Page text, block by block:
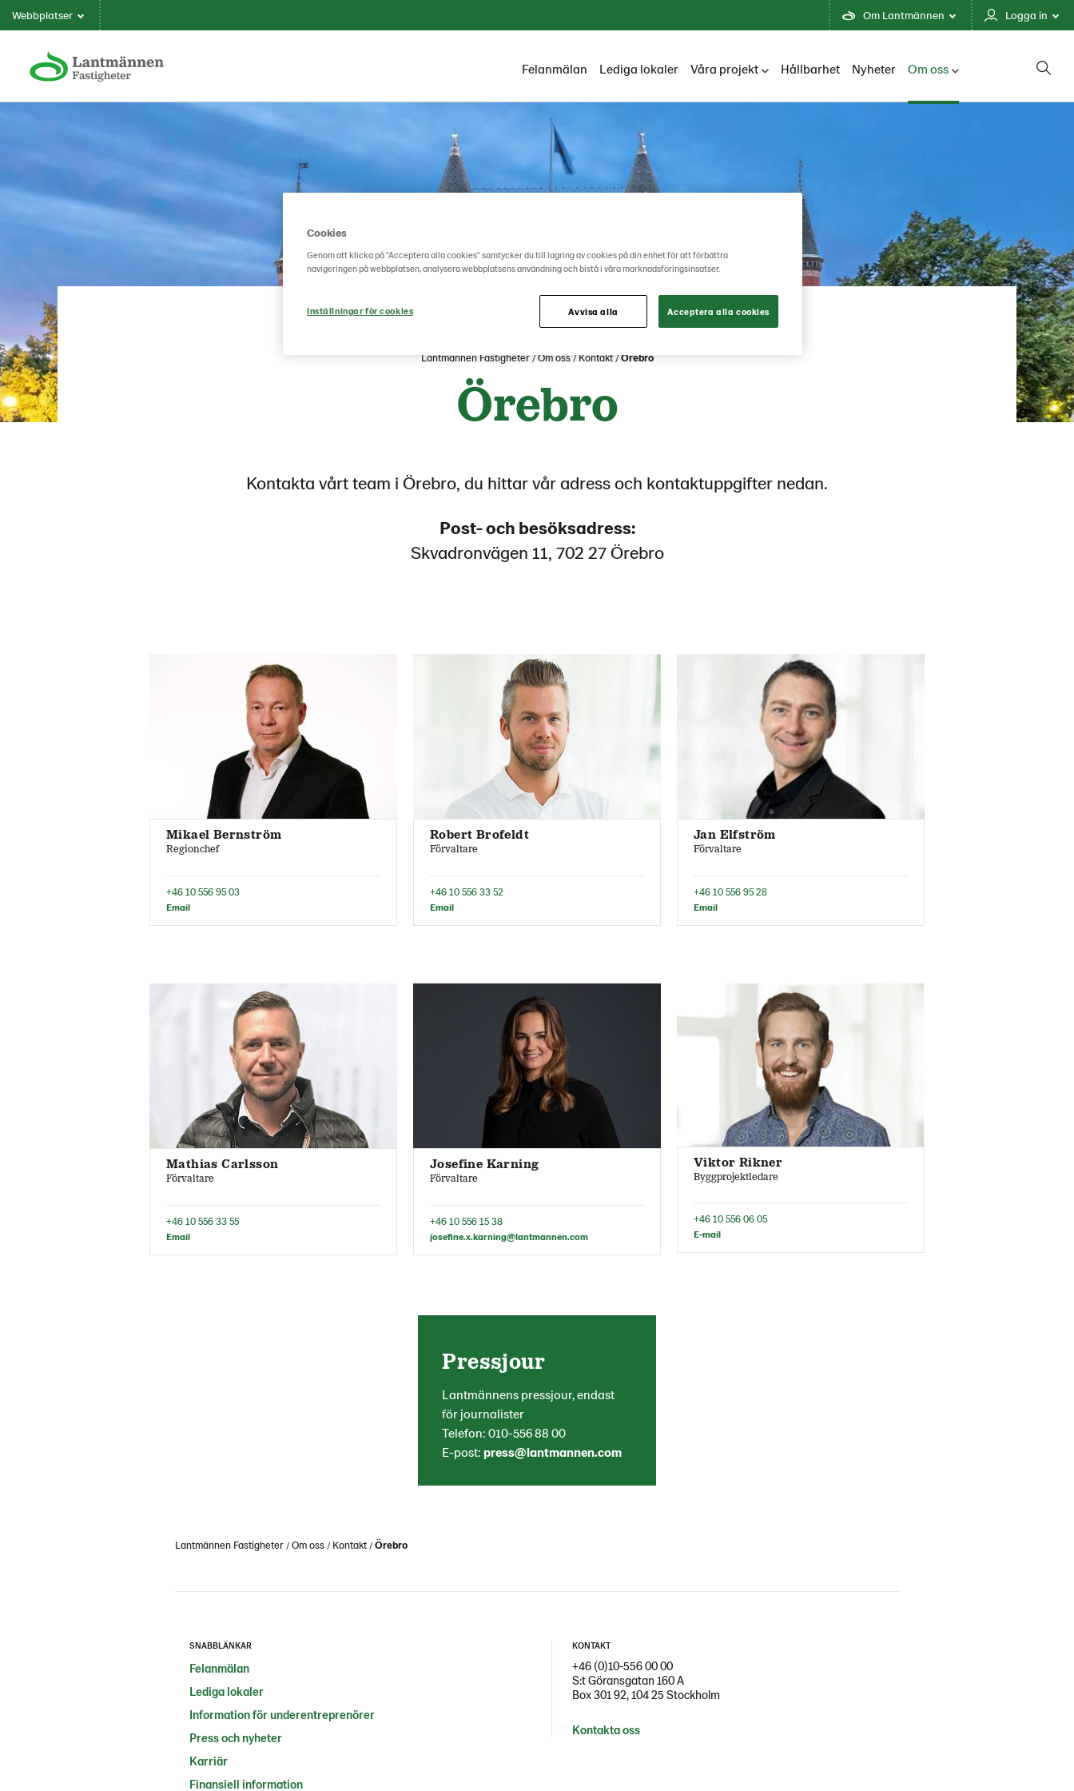
Webbplatser Om Lantmännen Logga in
Felanmälan Lediga lokaler Våra projekt Hållbarhet Nyheter Om oss
Lantmännen Fastigheter Om oss Kontakt Örebro
Örebro
Kontakta vårt team i Örebro, du hittar vår adress och kontaktuppgifter nedan.
Post- och besöksadress:
Skvadronvägen 11, 702 27 Örebro
Mikael Bernström
Regionchef
+46 10 556 95 03
Email
Robert Brofeldt
Förvaltare
+46 10 556 33 52
Email
Jan Elfström
Förvaltare
+46 10 556 95 28
Email
Mathias Carlsson
Förvaltare
+46 10 556 33 55
Email
Josefine Karning
Förvaltare
+46 10 556 15 38
josefine.x.karning@lantmannen.com
Viktor Rikner
Byggprojektledare
+46 10 556 06 05
E-mail
Pressjour
Lantmännens pressjour, endast
för journalister
Telefon: 010-556 88 00
E-post: press@lantmannen.com
Lantmännen Fastigheter Om oss Kontakt Örebro
SNABBLÄNKAR
Felanmälan
Lediga lokaler
Information för underentreprenörer
Press och nyheter
Karriär
Finansiell information
KONTAKT
+46 (0)10-556 00 00
S:t Göransgatan 160 A
Box 301 92, 104 25 Stockholm
Kontakta oss
Cookies
Genom att klicka på "Acceptera alla cookies" samtycker du till lagring av cookies på din enhet för att förbättra
navigeringen på webbplatsen, analysera webbplatsens användning och bistå i våra marknadsföringsinsatser.
Inställningar för cookies Avvisa alla Acceptera alla cookies